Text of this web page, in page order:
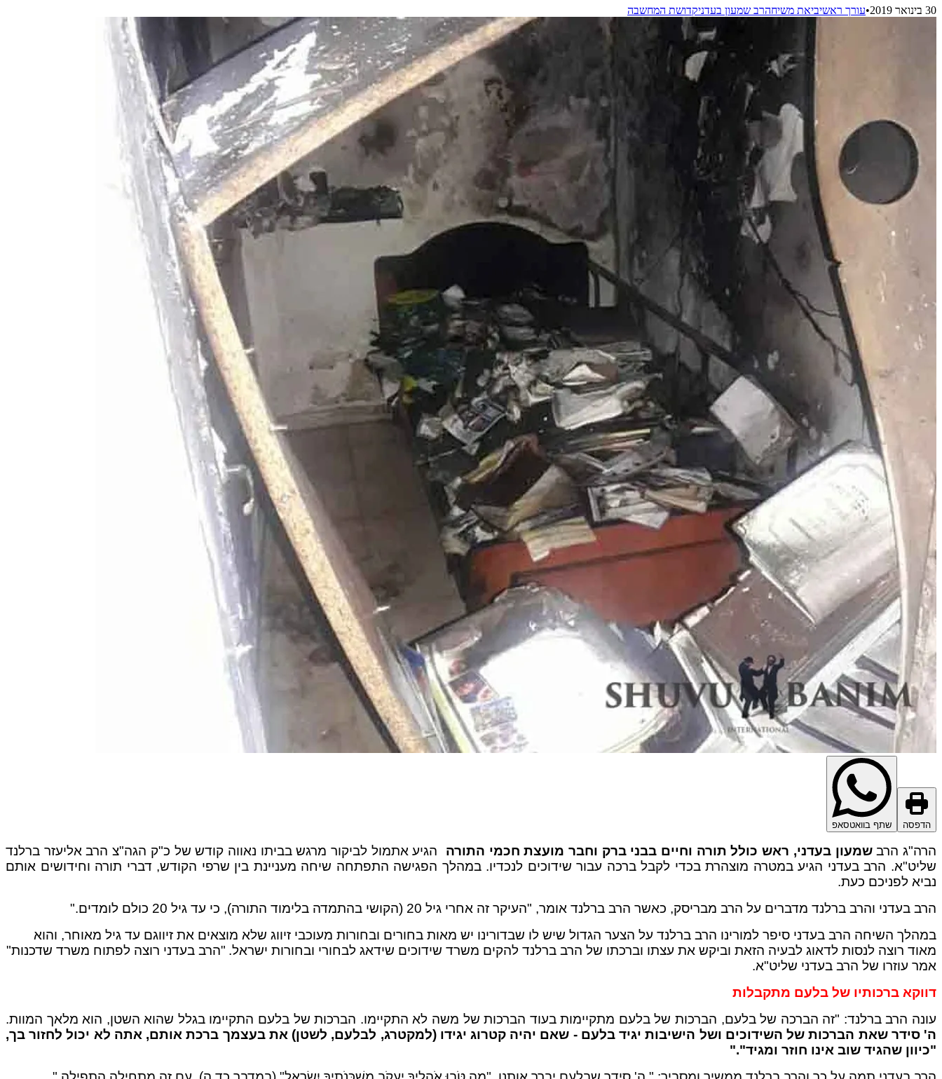
30 בינואר 2019
•עורך ראשיביאת משיחהרב שמעון בעדניקדושת המחשבה
הדפסה שתף בוואטסאפ
הרה"ג הרבשמעון בעדני, ראש כולל תורה וחיים בבני ברק וחבר מועצת חכמי התורה
הגיע אתמול לביקור מרגש בביתו נאווה קודש של כ"ק הגה"צ הרב אליעזר ברלנד
שליט"א. הרב בעדני הגיע במטרה מוצהרת בכדי לקבל ברכה עבור שידוכים לנכדיו. במהלך הפגישה התפתחה שיחה מעניינת בין שרפי הקודש, דברי תורה וחידושים אותם
נביא לפניכם כעת.
הרב בעדני והרב ברלנד מדברים על הרב מבריסק, כאשר הרב ברלנד אומר, "העיקר זה אחרי גיל 20 (הקושי בהתמדה בלימוד התורה), כי עד גיל 20 כולם לומדים."
במהלך השיחה הרב בעדני סיפר למורינו הרב ברלנד על הצער הגדול שיש לו שבדורינו יש מאות בחורים ובחורות מעוכבי זיווג שלא מוצאים את זיווגם עד גיל מאוחר, והוא
מאוד רוצה לנסות לדאוג לבעיה הזאת וביקש את עצתו וברכתו של הרב ברלנד להקים משרד שידוכים שידאג לבחורי ובחורות ישראל. "הרב בעדני רוצה לפתוח משרד שדכנות"
אמר עוזרו של הרב בעדני שליט"א.
דווקא ברכותיו של בלעם מתקבלות
עונה הרב ברלנד: "זה הברכה של בלעם, הברכות של בלעם מתקיימות בעוד הברכות של משה לא התקיימו. הברכות של בלעם התקיימו בגלל שהוא השטן, הוא מלאך המוות.
ה' סידר שאת הברכות של השידוכים ושל הישיבות יגיד בלעם - שאם יהיה קטרוג יגידו (למקטרג, לבלעם, לשטן) את בעצמך ברכת אותם, אתה לא יכול לחזור בך,
"כיוון שהגיד שוב אינו חוזר ומגיד"."